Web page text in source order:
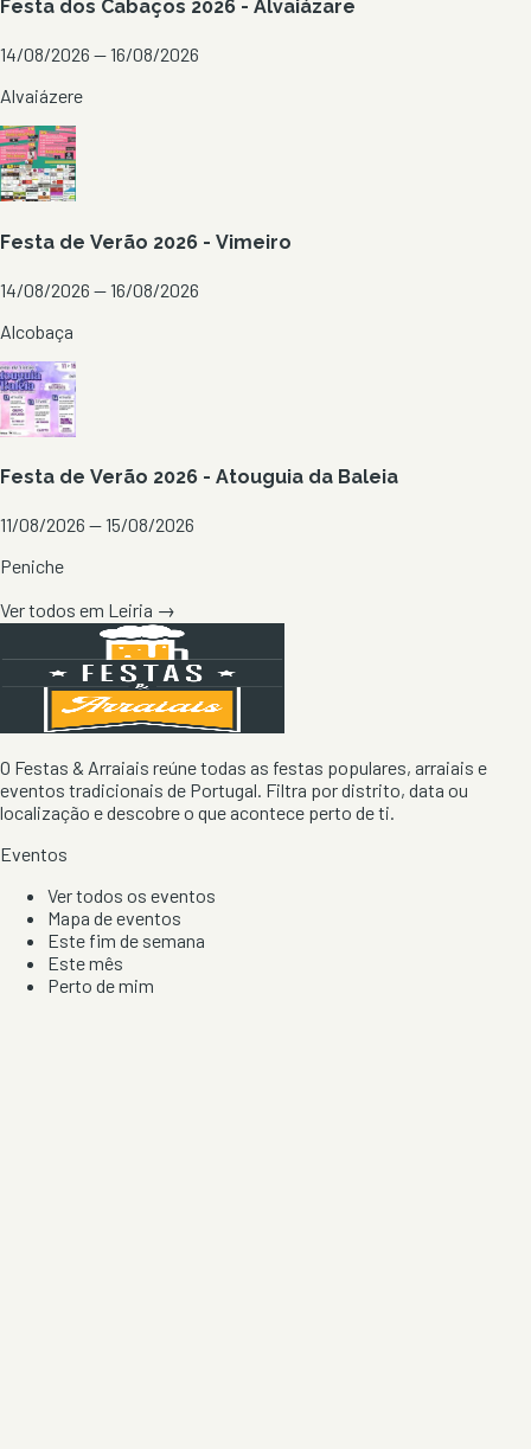
Festa dos Cabaços 2026 - Alvaiázare
14/08/2026 — 16/08/2026
Alvaiázere
Festa de Verão 2026 - Vimeiro
14/08/2026 — 16/08/2026
Alcobaça
Festa de Verão 2026 - Atouguia da Baleia
11/08/2026 — 15/08/2026
Peniche
Ver todos em Leiria →
O Festas & Arraiais reúne todas as festas populares, arraiais e
eventos tradicionais de Portugal. Filtra por distrito, data ou
localização e descobre o que acontece perto de ti.
Eventos
Ver todos os eventos
Mapa de eventos
Este fim de semana
Este mês
Perto de mim